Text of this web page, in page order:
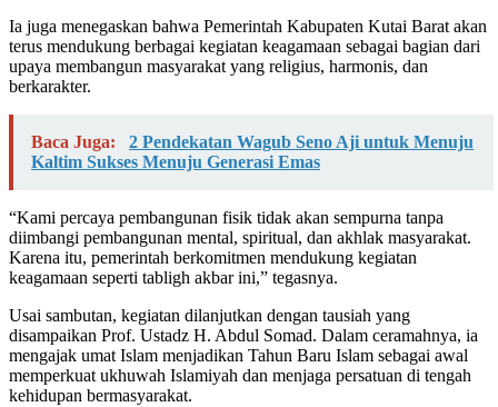
Ia juga menegaskan bahwa Pemerintah Kabupaten Kutai Barat akan
terus mendukung berbagai kegiatan keagamaan sebagai bagian dari
upaya membangun masyarakat yang religius, harmonis, dan
berkarakter.
Baca Juga:
2 Pendekatan Wagub Seno Aji untuk Menuju
Kaltim Sukses Menuju Generasi Emas
“Kami percaya pembangunan fisik tidak akan sempurna tanpa
diimbangi pembangunan mental, spiritual, dan akhlak masyarakat.
Karena itu, pemerintah berkomitmen mendukung kegiatan
keagamaan seperti tabligh akbar ini,” tegasnya.
Usai sambutan, kegiatan dilanjutkan dengan tausiah yang
disampaikan Prof. Ustadz H. Abdul Somad. Dalam ceramahnya, ia
mengajak umat Islam menjadikan Tahun Baru Islam sebagai awal
memperkuat ukhuwah Islamiyah dan menjaga persatuan di tengah
kehidupan bermasyarakat.